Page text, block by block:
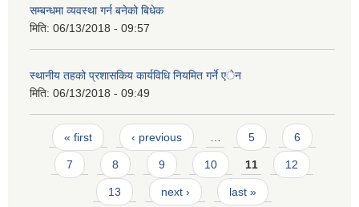
सम्बन्धमा व्यवस्था गर्न बनेको बिधेक
मिति: 06/13/2018 - 09:57
स्थानीय तहको प्रशासकिय कार्यविधि नियमित गर्ने एेन
मिति: 06/13/2018 - 09:49
Pages
« first ‹ previous 5 6
7 8 9 10 11 12
13 next › last »